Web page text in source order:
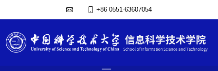
+86 0551-63607054